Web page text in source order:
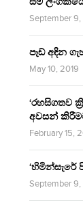
September 9,
පෑඩ් අඳින
May 10, 2019
‘රහසිගතව
අවසන්
February 15,
‘හිමින්සැරේ
September 9,